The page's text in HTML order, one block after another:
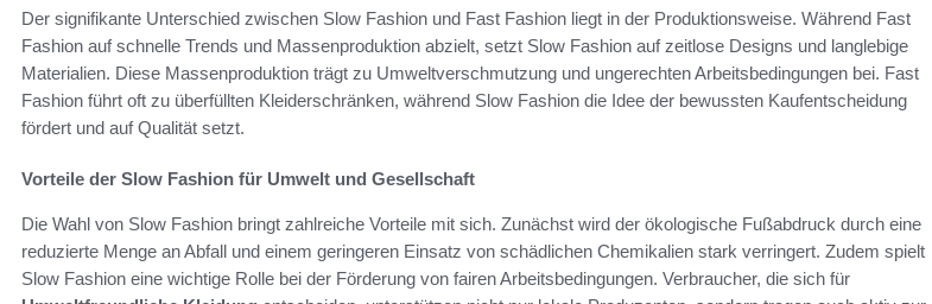
Der signifikante Unterschied zwischen Slow Fashion und Fast Fashion liegt in der Produktionsweise. Während Fast
Fashion auf schnelle Trends und Massenproduktion abzielt, setzt Slow Fashion auf zeitlose Designs und langlebige
Materialien. Diese Massenproduktion trägt zu Umweltverschmutzung und ungerechten Arbeitsbedingungen bei. Fast
Fashion führt oft zu überfüllten Kleiderschränken, während Slow Fashion die Idee der bewussten Kaufentscheidung
fördert und auf Qualität setzt.
Vorteile der Slow Fashion für Umwelt und Gesellschaft
Die Wahl von Slow Fashion bringt zahlreiche Vorteile mit sich. Zunächst wird der ökologische Fußabdruck durch eine
reduzierte Menge an Abfall und einem geringeren Einsatz von schädlichen Chemikalien stark verringert. Zudem spielt
Slow Fashion eine wichtige Rolle bei der Förderung von fairen Arbeitsbedingungen. Verbraucher, die sich für